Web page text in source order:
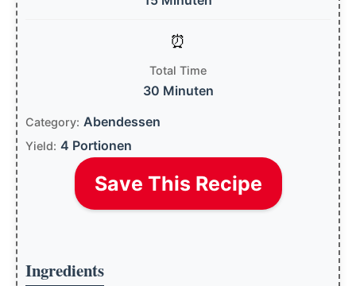
Total Time
30 Minuten
Category: Abendessen
Yield: 4 Portionen
Save This Recipe
Ingredients